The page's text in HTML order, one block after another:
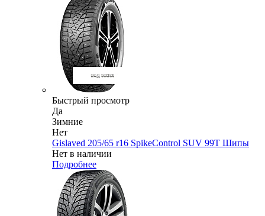
Быстрый просмотр
Да
Зимние
Нет
Gislaved 205/65 r16 SpikeControl SUV 99T Шипы
Нет в наличии
Подробнее